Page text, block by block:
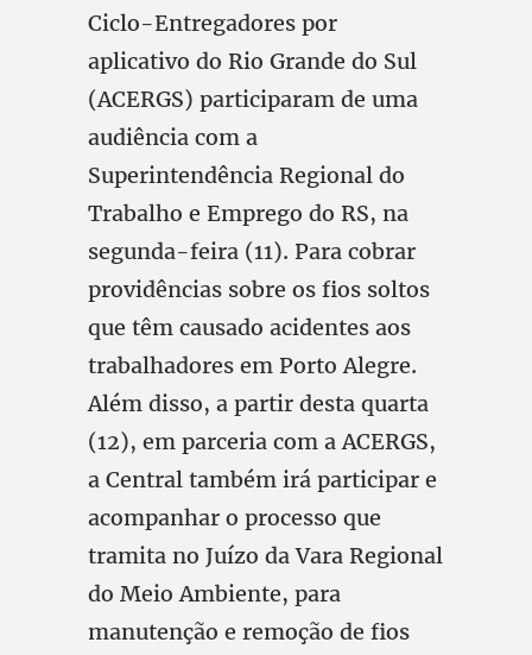
Ciclo-Entregadores por
aplicativo do Rio Grande do Sul
(ACERGS) participaram de uma
audiência com a
Superintendência Regional do
Trabalho e Emprego do RS, na
segunda-feira (11). Para cobrar
providências sobre os fios soltos
que têm causado acidentes aos
trabalhadores em Porto Alegre.
Além disso, a partir desta quarta
(12), em parceria com a ACERGS,
a Central também irá participar e
acompanhar o processo que
tramita no Juízo da Vara Regional
do Meio Ambiente, para
manutenção e remoção de fios